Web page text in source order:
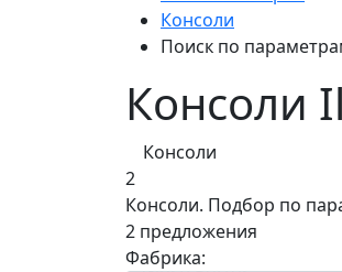
Консоли
Поиск по
Консоли
Консоли
2
Консоли. Подбор по
2 предложения
Фабрика: